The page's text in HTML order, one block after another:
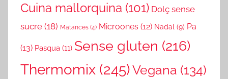
Cuina mallorquina (101) Dolç sense
sucre (18) Matances (4) Microones (12) Nadal (9) Pa
(13) Pasqua (11) Sense gluten (216)
Thermomix (245)Vegana (134)